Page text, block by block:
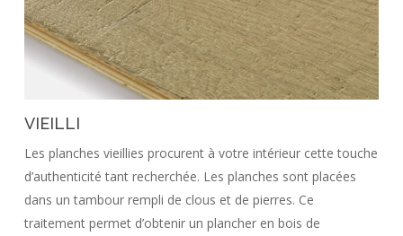
VIEILLI
Les planches vieillies procurent à votre intérieur cette touche
d’authenticité tant recherchée. Les planches sont placées
dans un tambour rempli de clous et de pierres. Ce
traitement permet d’obtenir un plancher en bois de